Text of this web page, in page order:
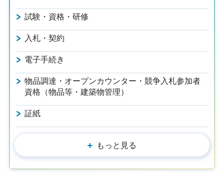
試験・資格・研修
入札・契約
電子手続き
物品調達・オープンカウンター・競争入札参加者
資格（物品等・建築物管理）
証紙
もっと見る